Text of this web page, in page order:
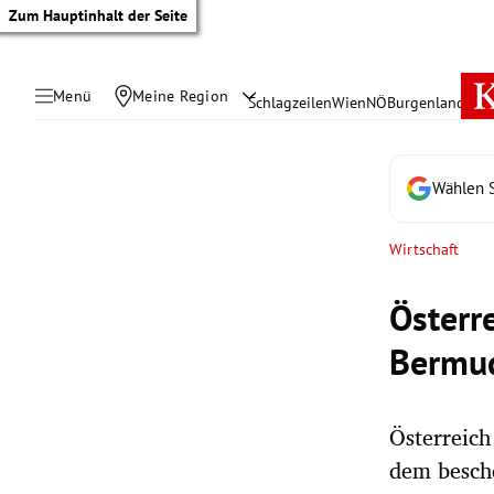
Zum Hauptinhalt der Seite
Menü Meine Region SchlagzeilenWienNÖBurgenland
Wählen
Wirtschaft
dem